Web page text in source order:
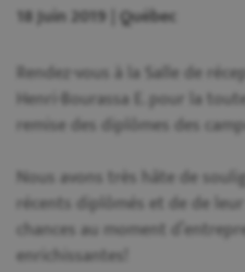
18 Juin 2019 | Québec
Rendez-vous à la Salle de
Henri-Bourassa E. pour la
remise des diplômes des
Nous avons très hâte de
récents diplômés et de de
chances au moment
enrichissantes!